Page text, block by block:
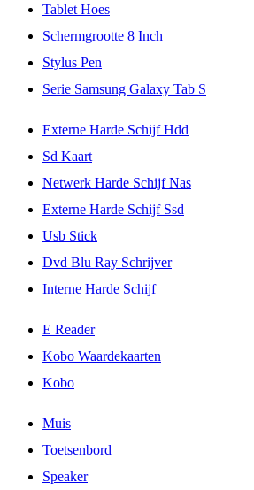
Tablet Hoes
Schermgrootte 8 Inch
Stylus Pen
Serie Samsung Galaxy Tab S
Externe Harde Schijf Hdd
Sd Kaart
Netwerk Harde Schijf Nas
Externe Harde Schijf Ssd
Usb Stick
Dvd Blu Ray Schrijver
Interne Harde Schijf
E Reader
Kobo Waardekaarten
Kobo
Muis
Toetsenbord
Speaker